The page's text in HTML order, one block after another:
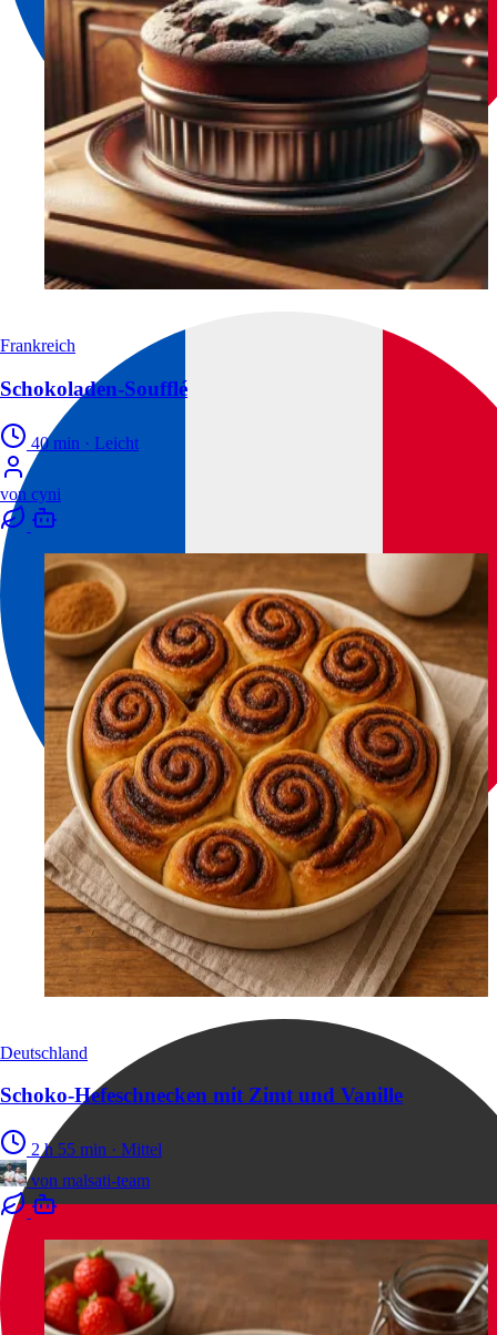
Frankreich
Schokoladen-Soufflé
40 min · Leicht
von cyni
Deutschland
Schoko-Hefeschnecken mit Zimt und Vanille
2 h 55 min · Mittel
von malsati-team